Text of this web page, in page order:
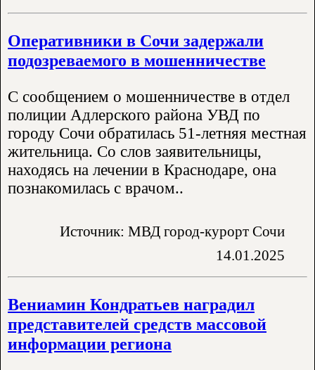
Оперативники в Сочи задержали
подозреваемого в мошенничестве
С сообщением о мошенничестве в отдел
полиции Адлерского района УВД по
городу Сочи обратилась 51-летняя местная
жительница. Со слов заявительницы,
находясь на лечении в Краснодаре, она
познакомилась с врачом..
Источник: МВД город-курорт Сочи
14.01.2025
Вениамин Кондратьев наградил
представителей средств массовой
информации региона